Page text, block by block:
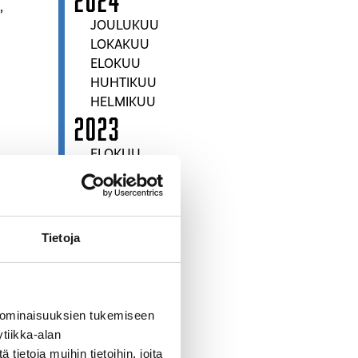
Tietoja
tukemiseen
alan
tietoja muihin tietoihin, joita
JOULUKUU
LOKAKUU
ELOKUU
HUHTIKUU
HELMIKUU
2023
ELOKUU
TOUKOKUU
MAALISKUU
TAMMIKUU
2022
JOULUKUU